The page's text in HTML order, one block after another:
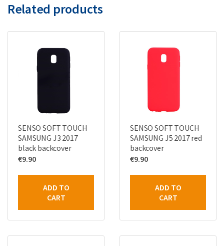
Related products
SENSO SOFT TOUCH
SAMSUNG J3 2017
black backcover
€9.90
ADD TO
CART
SENSO SOFT TOUCH
SAMSUNG J5 2017 red
backcover
€9.90
ADD TO
CART